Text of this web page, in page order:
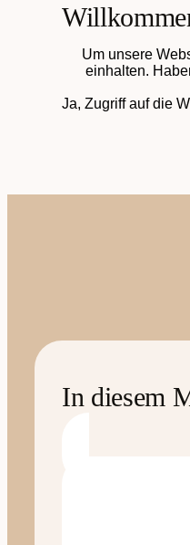
Um unsere
einhalten.
Ja, Zugriff auf die
In diesem